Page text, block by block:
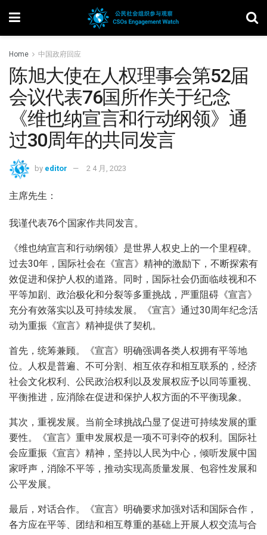
Home 中国政府回应
陈旭大使在人权理事会第52届
会议代表76国所作关于纪念
《维也纳宣言和行动纲领》通
过30周年的共同发言
by editor 2 4 月, 2023
主席先生：
我谨代表76个国家作共同发言。
《维也纳宣言和行动纲领》是世界人权史上的一个里程碑。
过去30年，国际社会在《宣言》精神的激励下，不断探索有
效促进和保护人权的道路。同时，国际社会仍面临歧视和不
平等加剧、政治极化和分裂等多重挑战，严重阻碍《宣言》
充分有效落实以及可持续发展。《宣言》通过30周年纪念活
动为重振《宣言》精神提供了契机。
首先，统筹兼顾。《宣言》明确强调各类人权拥有平等地
位。人权是普遍、不可分割、相互依存和相互联系的，经济
社会文化权利、公民政治权利以及发展权应予以同等重视、
平衡推进，应消除在促进和保护人权方面的不平衡现象。
其次，重视发展。当前全球挑战凸显了促进可持续发展的重
要性。《宣言》重申发展权是一项不可剥夺的权利。国际社
会应重振《宣言》精神，坚持以人民为中心，倾听发展中国
家呼声，消除不平等，推动实现高质量发展、包容性发展和
公平发展。
最后，对话合作。《宣言》明确要求加强对话和国际合作，
各方应在平等、团结和相互尊重的基础上开展人权交流与合